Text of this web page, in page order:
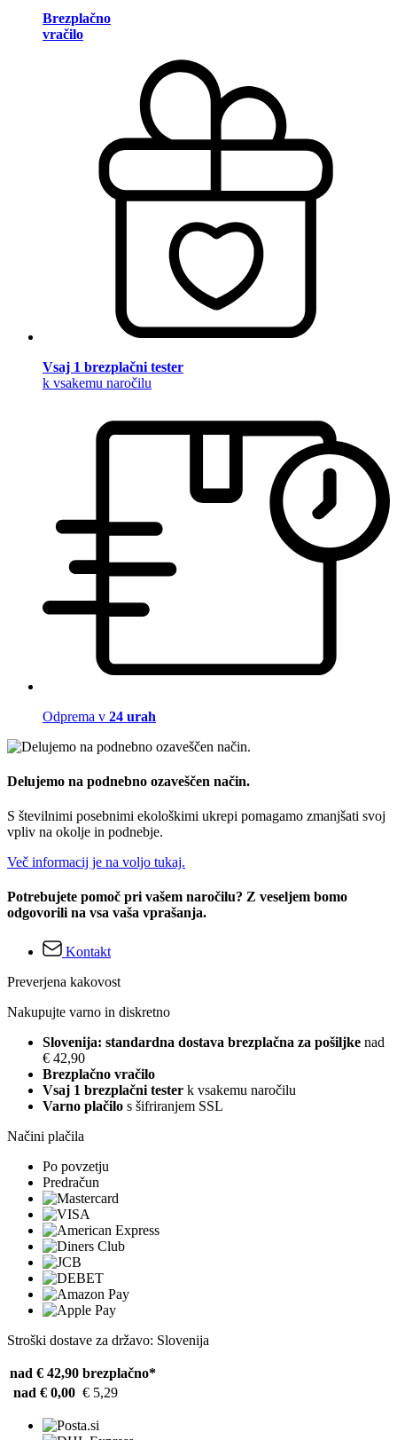
Brezplačno
vračilo
Vsaj 1 brezplačni tester
k vsakemu naročilu
Odprema v 24 urah
Delujemo na podnebno ozaveščen način.
S številnimi posebnimi ekološkimi ukrepi pomagamo zmanjšati svoj
vpliv na okolje in podnebje.
Več informacij je na voljo tukaj.
Potrebujete pomoč pri vašem naročilu? Z veseljem bomo
odgovorili na vsa vaša vprašanja.
Kontakt
Preverjena kakovost
Nakupujte varno in diskretno
Slovenija: standardna dostava brezplačna za pošiljke nad
€ 42,90
Brezplačno vračilo
Vsaj 1 brezplačni tester k vsakemu naročilu
Varno plačilo s šifriranjem SSL
Načini plačila
Po povzetju
Predračun
Stroški dostave za državo: Slovenija
nad € 42,90 brezplačno*
nad € 0,00 € 5,29